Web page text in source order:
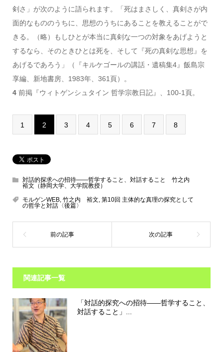
剣さ」が次のように語られます。「死はまさしく、真剣さが内
面的なもののうちに、思想のうちにあることを教えることがで
きる。（略）もしひとが本当に真剣な一つの対象をあげようと
するなら、そのときひとは死を、そして『死の真剣な思想』を
あげるであろう」（『キルケゴールの講話・遺稿集4』飯島宗
享編、新地書房、1983年、361頁）。
4 前掲『ウィトゲンシュタイン 哲学宗教日記』、100-1頁。
1 2 3 4 5 6 7 8
対話的探求への招待――哲学すること、対話すること 竹之内
裕文（静岡大学、大学院教授）
モルゲンWEB, 竹之内 裕文, 第10回 主体的な真理の探究として
の哲学と対話〈後篇〉
関連記事一覧
「対話的探究への招待――哲学すること、
対話すること」...